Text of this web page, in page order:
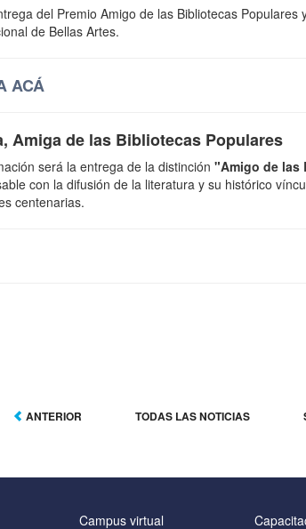
del Premio Amigo de las Bibliotecas
de Bellas Artes.
ACÁ
Amiga de las Bibliotecas Populares
será la entrega de la distinción "Amigo de las
con la difusión de la literatura y su histórico
centenarias.
ANTERIOR TODAS LAS NOTICIAS
Campus virtual